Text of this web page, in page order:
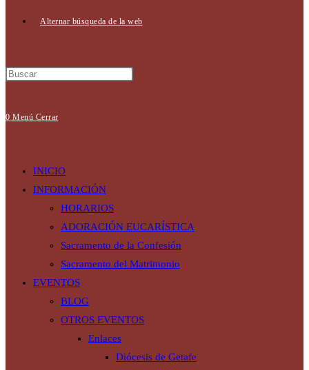
Alternar búsqueda de la web
0 Menú Cerrar
INICIO
INFORMACIÓN
HORARIOS
ADORACIÓN EUCARÍSTICA
Sacramento de la Confesión
Sacramento del Matrimonio
EVENTOS
BLOG
OTROS EVENTOS
Enlaces
Diócesis de Getafe